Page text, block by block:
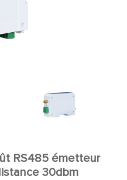
RS485 émetteur
30dbm